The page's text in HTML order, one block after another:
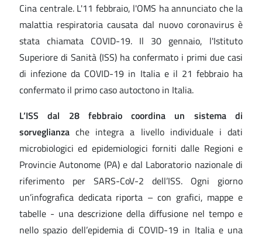
Cina centrale. L'11 febbraio, l'OMS ha annunciato che la
malattia respiratoria causata dal nuovo coronavirus è
stata chiamata COVID-19. Il 30 gennaio, l'Istituto
Superiore di Sanità (ISS) ha confermato i primi due casi
di infezione da COVID-19 in Italia e il 21 febbraio ha
confermato il primo caso autoctono in Italia.
L’ISS dal 28 febbraio coordina un sistema di
sorveglianza che integra a livello individuale i dati
microbiologici ed epidemiologici forniti dalle Regioni e
Provincie Autonome (PA) e dal Laboratorio nazionale di
riferimento per SARS-CoV-2 dell’ISS. Ogni giorno
un’infografica dedicata riporta – con grafici, mappe e
tabelle - una descrizione della diffusione nel tempo e
nello spazio dell’epidemia di COVID-19 in Italia e una